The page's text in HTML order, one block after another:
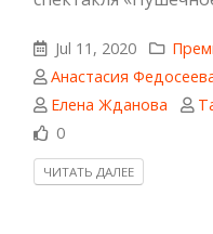
Jul 11, 2020
Анастасия
Елена Жданова
0
ЧИТАТЬ ДАЛЕЕ